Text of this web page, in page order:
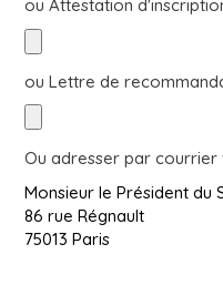
ou Attestation
ou Lettre de
Ou adresser par
Monsieur le Président du
86 rue Régnault
75013 Paris